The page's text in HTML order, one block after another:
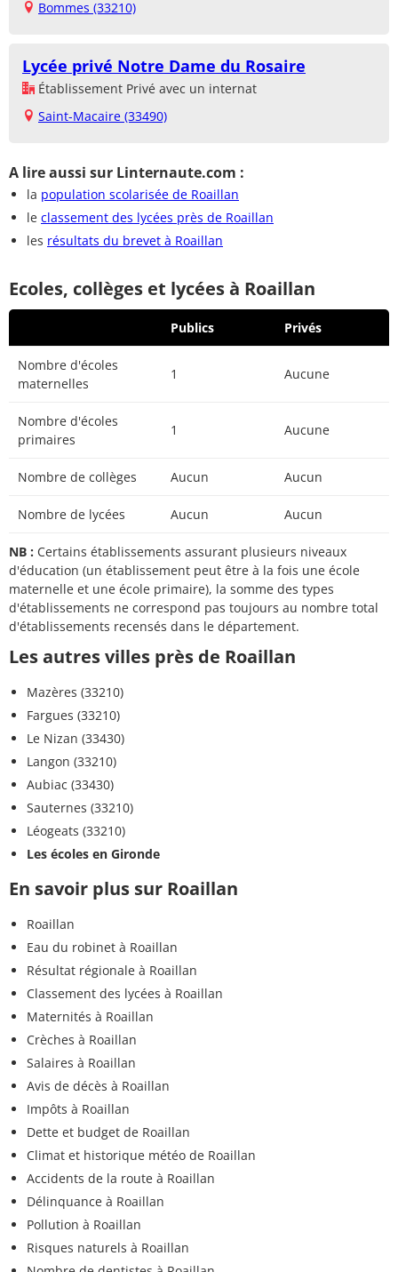
Bommes (33210)
Lycée privé Notre Dame du Rosaire
Établissement Privé avec un internat
Saint-Macaire (33490)
A lire aussi sur Linternaute.com :
la population scolarisée de Roaillan
le classement des lycées près de Roaillan
les résultats du brevet à Roaillan
Ecoles, collèges et lycées à Roaillan
Publics Privés
Nombre d'écoles
maternelles
1 Aucune
Nombre d'écoles
primaires
1 Aucune
Nombre de collèges Aucun Aucun
Nombre de lycées Aucun Aucun
NB : Certains établissements assurant plusieurs niveaux
d'éducation (un établissement peut être à la fois une école
maternelle et une école primaire), la somme des types
d'établissements ne correspond pas toujours au nombre total
d'établissements recensés dans le département.
Les autres villes près de Roaillan
Mazères (33210)
Fargues (33210)
Le Nizan (33430)
Langon (33210)
Aubiac (33430)
Sauternes (33210)
Léogeats (33210)
Les écoles en Gironde
En savoir plus sur Roaillan
Roaillan
Eau du robinet à Roaillan
Résultat régionale à Roaillan
Classement des lycées à Roaillan
Maternités à Roaillan
Crèches à Roaillan
Salaires à Roaillan
Avis de décès à Roaillan
Impôts à Roaillan
Dette et budget de Roaillan
Climat et historique météo de Roaillan
Accidents de la route à Roaillan
Délinquance à Roaillan
Pollution à Roaillan
Risques naturels à Roaillan